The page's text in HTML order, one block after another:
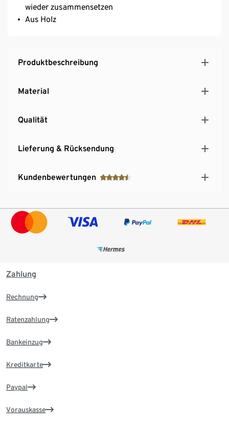
wieder zusammensetzen
Aus Holz
Produktbeschreibung
Material
Qualität
Lieferung & Rücksendung
Kundenbewertungen
Zahlung
Rechnung
Ratenzahlung
Bankeinzug
Kreditkarte
Paypal
Vorauskasse